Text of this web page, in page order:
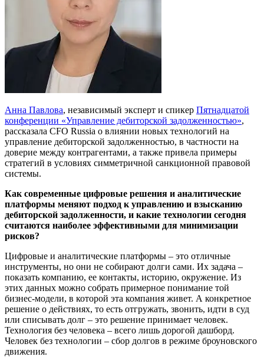
Анна Павлова, независимый эксперт и спикер Пятнадцатой
конференции «Управление дебиторской задолженностью»,
рассказала CFO Russia о влиянии новых технологий на
управление дебиторской задолженностью, в частности на
доверие между контрагентами, а также привела примеры
стратегий в условиях симметричной санкционной правовой
системы.
Как современные цифровые решения и аналитические
платформы меняют подход к управлению и взысканию
дебиторской задолженности, и какие технологии сегодня
считаются наиболее эффективными для минимизации
рисков?
Цифровые и аналитические платформы – это отличные
инструменты, но они не собирают долги сами. Их задача –
показать компанию, ее контакты, историю, окружение. Из
этих данных можно собрать примерное понимание той
бизнес-модели, в которой эта компания живет. А конкретное
решение о действиях, то есть отгружать, звонить, идти в суд
или списывать долг – это решение принимает человек.
Технология без человека – всего лишь дорогой дашборд.
Человек без технологии – сбор долгов в режиме броуновского
движения.